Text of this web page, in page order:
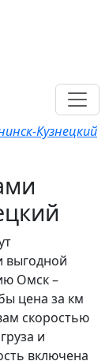
Кузнецкий
выгодной
Омск –
цена за км
скоростью
и
включена